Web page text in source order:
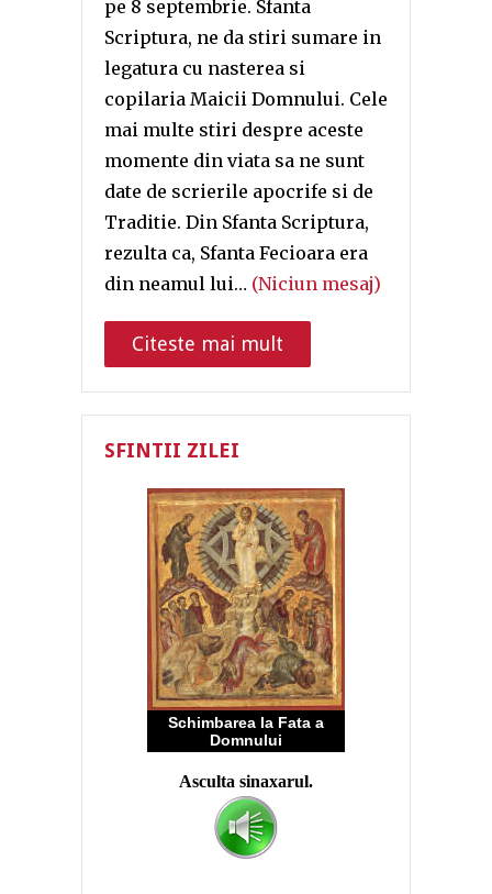
pe 8 septembrie. Sfanta
Scriptura, ne da stiri sumare in
legatura cu nasterea si
copilaria Maicii Domnului. Cele
mai multe stiri despre aceste
momente din viata sa ne sunt
date de scrierile apocrife si de
Traditie. Din Sfanta Scriptura,
rezulta ca, Sfanta Fecioara era
din neamul lui… (Niciun mesaj)
Citeste mai mult
SFINTII ZILEI